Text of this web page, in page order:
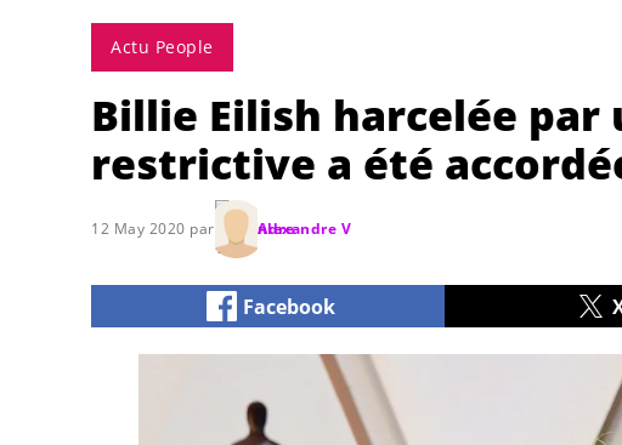
Actu People
Billie Eilish harcelée par
restrictive a été
12 May 2020 par Alexandre V
Facebook